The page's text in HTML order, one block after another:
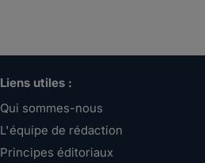
Liens utiles :
Qui sommes-nous
L'équipe de rédaction
Principes éditoriaux